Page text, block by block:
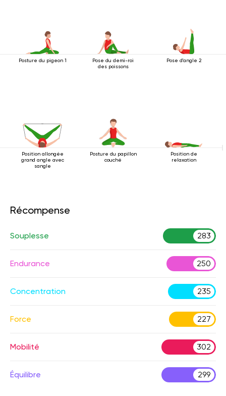
Posture du pigeon 1
Pose du demi-roi
des poissons
Pose d'angle 2
Position allongée
grand angle avec
sangle
Posture du papillon
couché
Position de
relaxation
Récompense
Souplesse 283
Endurance 250
Concentration 235
Force 227
Mobilité 302
Équilibre 299